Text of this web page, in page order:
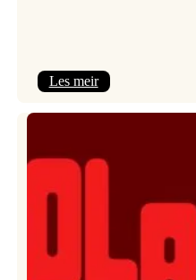
Les meir: